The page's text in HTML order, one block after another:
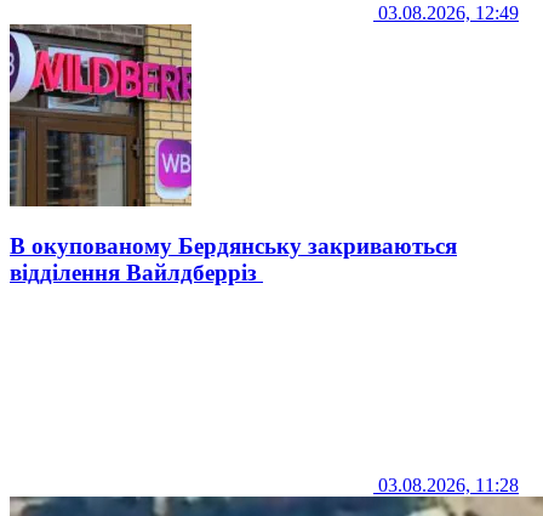
03.08.2026, 12:49
В окупованому Бердянську закриваються
відділення Вайлдберріз
03.08.2026, 11:28